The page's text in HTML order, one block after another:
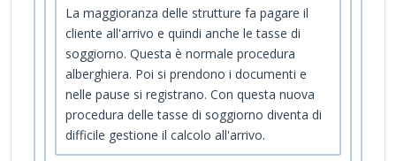
La maggioranza delle strutture fa pagare il
cliente all'arrivo e quindi anche le tasse di
soggiorno. Questa è normale procedura
alberghiera. Poi si prendono i documenti e
nelle pause si registrano. Con questa nuova
procedura delle tasse di soggiorno diventa di
difficile gestione il calcolo all'arrivo.